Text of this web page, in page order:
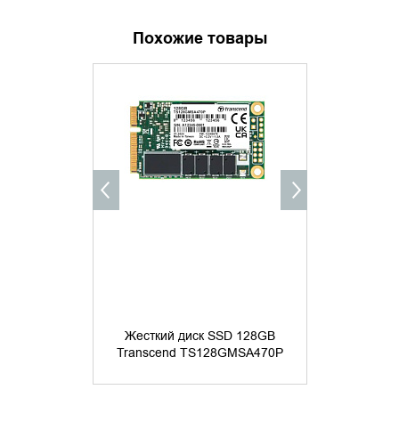
Похожие товары
Жесткий диск SSD 128GB
Transcend TS128GMSA470P
УТОЧНИТЬ НАЛИЧИЕ